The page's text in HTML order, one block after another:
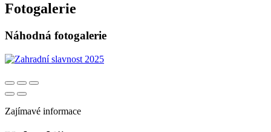
Fotogalerie
Náhodná fotogalerie
Zajímavé informace